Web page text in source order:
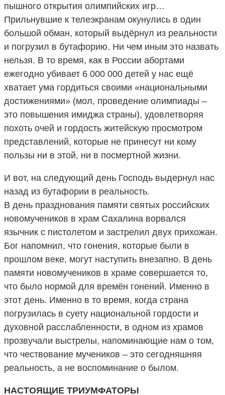
пышного открытия олимпийских игр…
Прильнувшие к телеэкранам окунулись в один
большой обман, который выдёрнул из реальности
и погрузил в бутафорию. Ни чем иным это назвать
нельзя. В то время, как в России абортами
ежегодно убивает 6 000 000 детей у нас ещё
хватает ума гордиться своими «национальными
достижениями» (мол, проведение олимпиады –
это повышения имиджа страны), удовлетворяя
похоть очей и гордость житейскую просмотром
представлений, которые не принесут ни кому
пользы ни в этой, ни в посмертной жизни.
И вот, на следующий день Господь выдернул нас
назад из бутафории в реальность.
В день празднования памяти святых российских
новомучеников в храм Сахалина ворвался
язычник с пистолетом и застрелил двух прихожан.
Бог напомнил, что гонения, которые были в
прошлом веке, могут наступить внезапно. В день
памяти новомучеников в храме совершается то,
что было нормой для времён гонений. Именно в
этот день. Именно в то время, когда страна
погрузилась в суету национальной гордости и
духовной расслабленности, в одном из храмов
прозвучали выстрелы, напоминающие нам о том,
что чествование мучеников – это сегодняшняя
реальность, а не воспоминание о былом.
НАСТОЯЩИЕ ТРИУМФАТОРЫ